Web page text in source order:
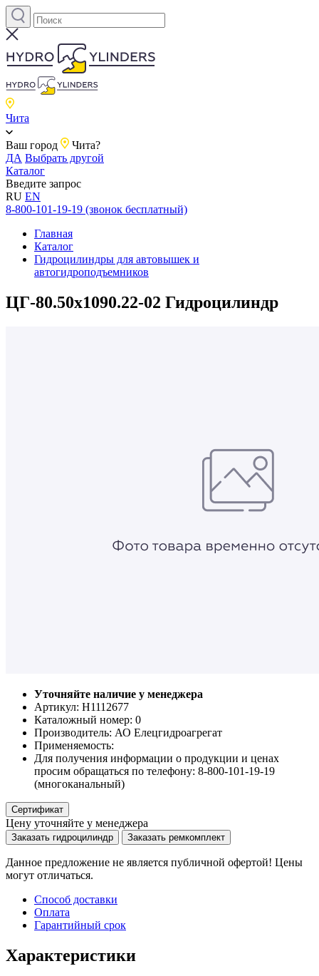
Чита
Ваш город
Чита?
ДА Выбрать другой
Каталог
Введите запрос
RU EN
8-800-101-19-19 (звонок бесплатный)
Главная
Каталог
Гидроцилиндры для автовышек и
автогидроподъемников
ЦГ-80.50х1090.22-02 Гидроцилиндр
Уточняйте наличие у менеджера
Артикул: Н1112677
Каталожный номер: 0
Производитель: АО Елецгидроагрегат
Применяемость:
Для получения информации о продукции и ценах
просим обращаться по телефону: 8-800-101-19-19
(многоканальный)
Сертификат
Цену уточняйте у менеджера
Заказать гидроцилиндр Заказать ремкомплект
Данное предложение не является публичной офертой! Цены
могут отличаться.
Способ доставки
Оплата
Гарантийный срок
Характеристики